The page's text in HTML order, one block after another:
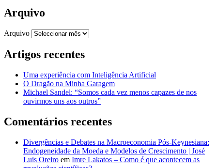
Arquivo
Arquivo
Artigos recentes
Uma experiência com Inteligência Artificial
O Dragão na Minha Garagem
Michael Sandel: “Somos cada vez menos capazes de nos
ouvirmos uns aos outros”
Comentários recentes
Divergências e Debates na Macroeconomia Pós-Keynesiana:
Endogeneidade da Moeda e Modelos de Crescimento | José
Luis Oreiro em Imre Lakatos – Como é que acontecem as